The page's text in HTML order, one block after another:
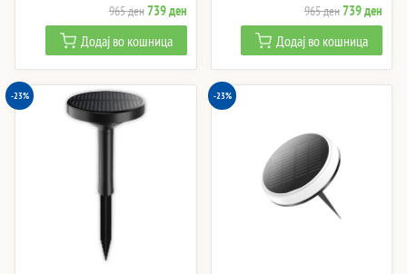
965денOriginal
price
was:
965 ден.
739денCurrent
price
is:
739 ден.
Додај во кошница
965денOriginal
price
was:
965 ден.
739ден
price
is:
739
Додај во кошница
-23% -23%